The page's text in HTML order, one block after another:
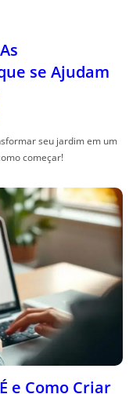
se Ajudam
seu jardim em um
começar!
e Como Criar